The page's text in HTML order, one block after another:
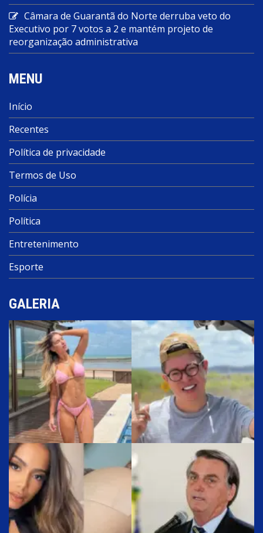
Câmara de Guarantã do Norte derruba veto do
Executivo por 7 votos a 2 e mantém projeto de
reorganização administrativa
MENU
Início
Recentes
Política de privacidade
Termos de Uso
Polícia
Política
Entretenimento
Esporte
GALERIA